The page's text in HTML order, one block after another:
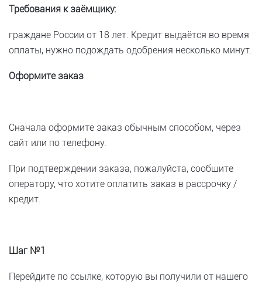
Требования к заёмщику:
граждане России от 18 лет. Кредит выдаётся во время
оплаты, нужно подождать одобрения несколько минут.
Оформите заказ
Сначала оформите заказ обычным способом, через
сайт или по телефону.
При подтверждении заказа, пожалуйста, сообщите
оператору, что хотите оплатить заказ в рассрочку /
кредит.
Шаг №1
Перейдите по ссылке, которую вы получили от нашего